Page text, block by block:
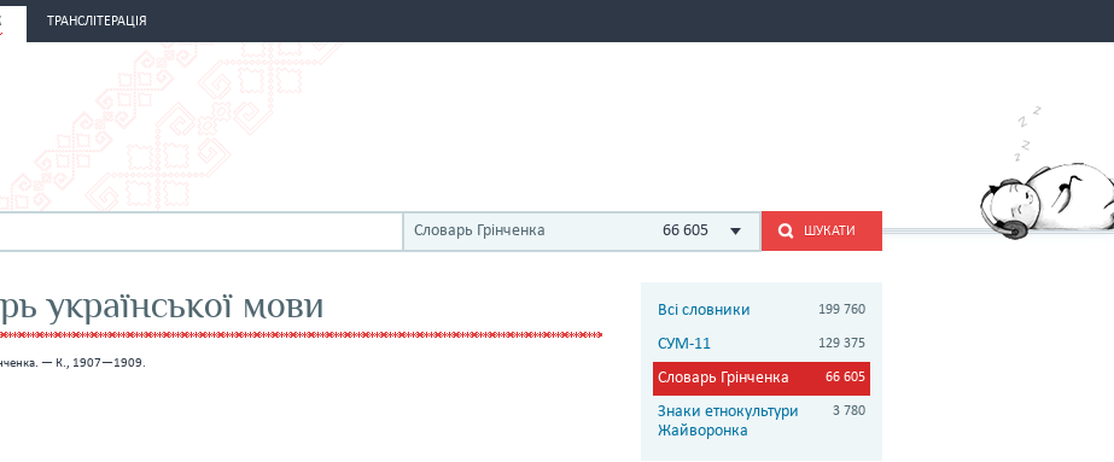
ТРАНСЛІТЕРАЦІЯ
Словарь Грінченка 66 605 ШУКАТИ
української мови
— К., 1907—1909.
Всі словники 199 760
СУМ-11 129 375
Словарь Грінченка 66 605
Знаки етнокультури
Жайворонка
3 780